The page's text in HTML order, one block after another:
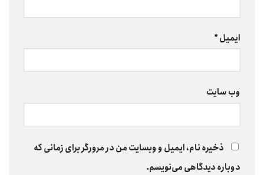
ایمیل*
وب‌ سایت
ذخیره نام، ایمیل و وبسایت من در مرورگر برای زمانی که
دوباره دیدگاهی می‌نویسم.